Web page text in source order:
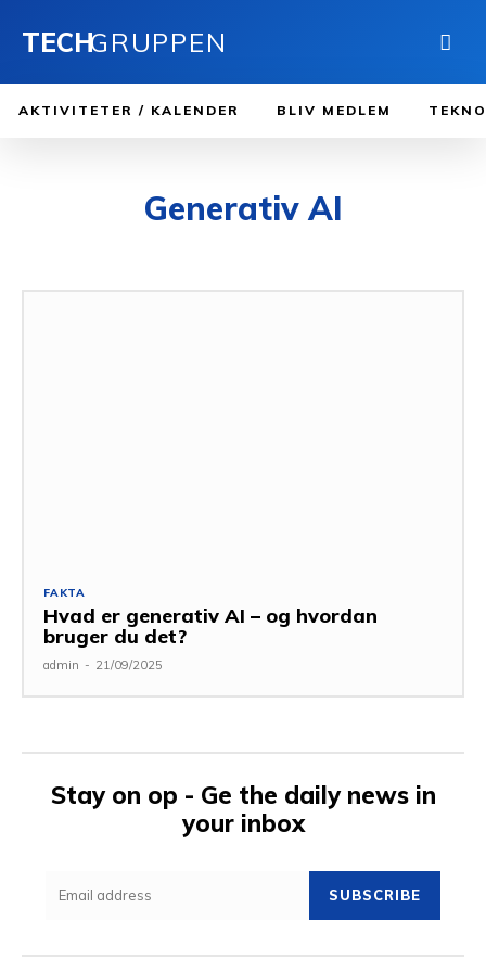
TECHGRUPPEN
AKTIVITETER / KALENDER BLIV MEDLEM
Generativ AI
FAKTA
Hvad er generativ AI – og hvordan
bruger du det?
admin - 21/09/2025
Stay on op - Ge the daily news in
your inbox
SUBSCRIBE